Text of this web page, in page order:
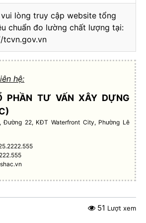
lòng truy cập website tổng
chuẩn đo lường chất lượng tại:
tcvn.gov.vn
hệ:
PHẦN TƯ VẤN XÂY DỰNG
Đường 22, KĐT Waterfront City, Phường Lê
51 Lượt xem